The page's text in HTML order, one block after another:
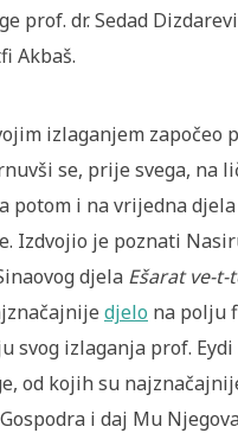
prof. dr. Sedad
Akbaš.
izlaganjem započeo
se, prije svega, na
potom i na vrijedna
Izdvojio je poznati
djela Ešarat ve-
djelo na polju
svog izlaganja prof.
od kojih su
i daj Mu